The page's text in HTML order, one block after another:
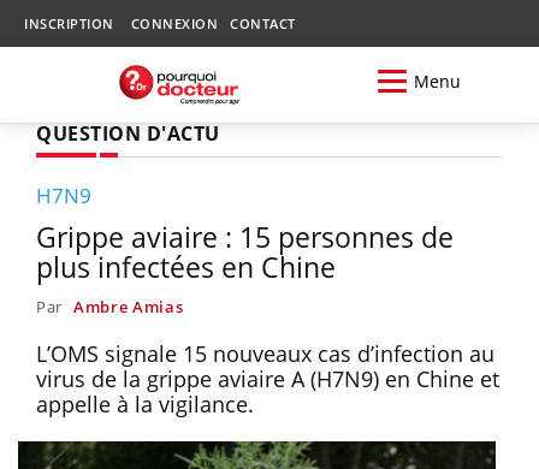
INSCRIPTION CONNEXION CONTACT
Menu
QUESTION D'ACTU
H7N9
Grippe aviaire : 15 personnes de
plus infectées en Chine
Par Ambre Amias
L’OMS signale 15 nouveaux cas d’infection au
virus de la grippe aviaire A (H7N9) en Chine et
appelle à la vigilance.